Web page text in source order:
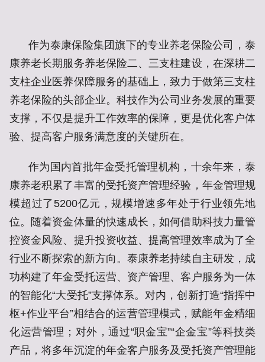
作为泰康保险集团旗下的专业养老保险公司，泰
康养老长期服务养老保险二、三支柱建设，在深耕二
支柱企业医养保障服务的基础上，致力于做第三支柱
养老保险的头部企业。科技作为公司业务发展的重要
支撑，不仅是提升工作效率的保障，更是优化客户体
验、提高客户服务满意度的关键所在。
作为国内首批年金受托管理机构，十余年来，泰
康养老积累了丰富的受托资产管理经验，年金管理规
模超过了5200亿元，规模增速多年处于行业领先地
位。随着资金体量的快速成长，如何借助科技力量管
控资金风险、提升投资收益、提高管理效率成为了全
行业不断探索的新方向。泰康养老持续自主研发，成
功构建了年金受托运营、资产管理、客户服务为一体
的智能化“大受托”支撑体系。对内，创新打造“指挥中
枢+作业平台”相结合的运营管理模式，赋能年金精细
化运营管理；对外，通过“职金宝”“企金宝”等科技类
产品，将多年沉淀的年金客户服务及受托资产管理能